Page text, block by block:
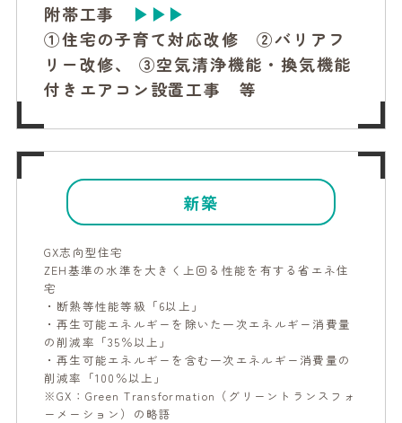
附帯工事 ▶▶▶
①住宅の子育て対応改修 ②バリアフ
リー改修、
③空気清浄機能・換気機能
付きエアコン設置工事 等
新築
GX志向型住宅
ZEH基準の水準を大きく上回る性能を有する省エネ住
宅
・断熱等性能等級「6以上」
・再生可能エネルギーを除いた一次エネルギー消費量
の削減率「35％以上」
・再生可能エネルギーを含む一次エネルギー消費量の
削減率「100％以上」
※GX：Green Transformation（グリーントランスフォ
ーメーション）の略語